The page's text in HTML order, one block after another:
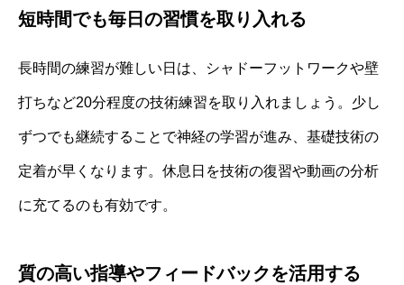
短時間でも毎日の習慣を取り入れる
長時間の練習が難しい日は、シャドーフットワークや壁
打ちなど20分程度の技術練習を取り入れましょう。少し
ずつでも継続することで神経の学習が進み、基礎技術の
定着が早くなります。休息日を技術の復習や動画の分析
に充てるのも有効です。
質の高い指導やフィードバックを活用する